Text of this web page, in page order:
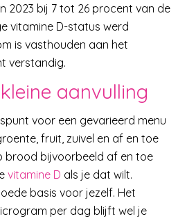
2023 bij 7 tot 26 procent van de
vitamine D-status werd
is vasthouden aan het
verstandig.
aanvulling
voor een gevarieerd menu
fruit, zuivel en af en toe
brood bijvoorbeeld af en toe
vitamine D als je dat wilt.
basis voor jezelf. Het
per dag blijft wel je